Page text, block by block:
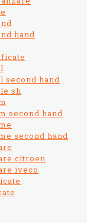
hand
second hand
sh
second hand
second hand
citroen
iveco